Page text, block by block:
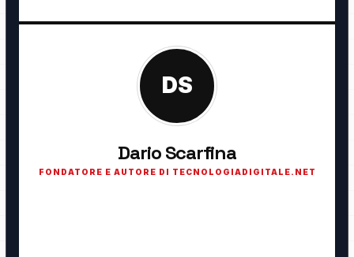
DS
Dario Scarfina
FONDATORE E AUTORE DI TECNOLOGIADIGITALE.NET